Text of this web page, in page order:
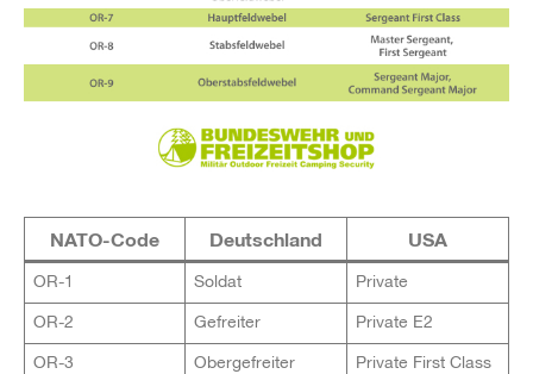
NATO-Code Deutschland USA
OR-1 Soldat Private
OR-2 Gefreiter Private E2
OR-3 Obergefreiter Private First Class